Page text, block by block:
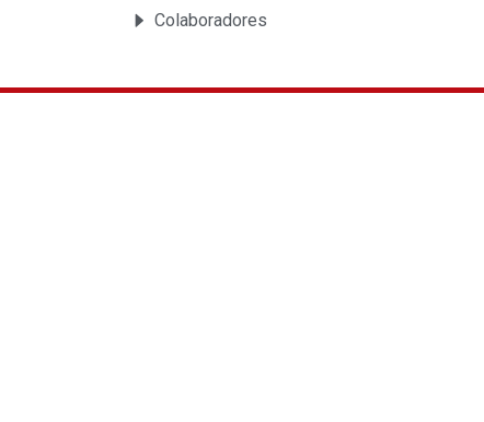
Colaboradores